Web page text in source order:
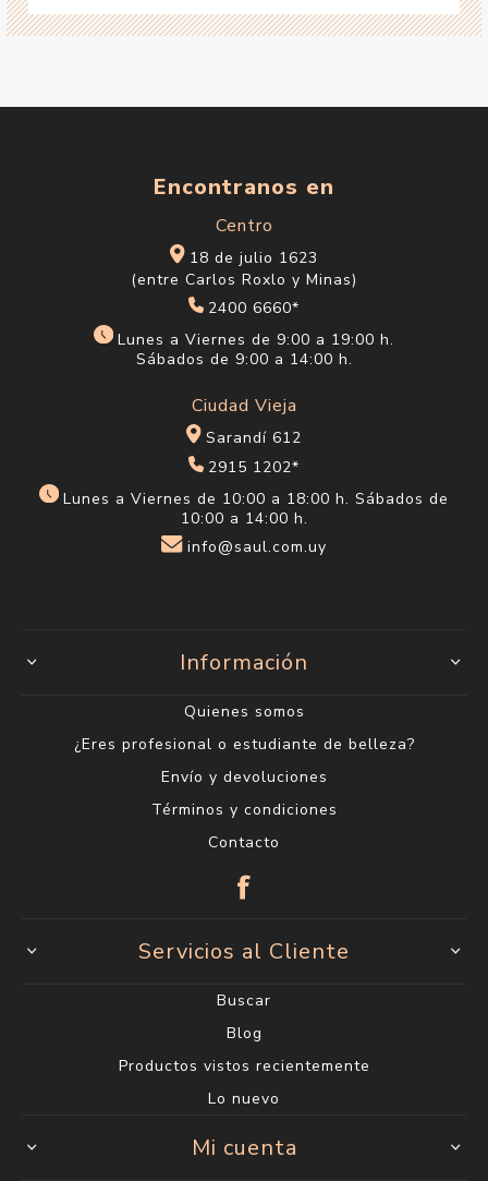
Encontranos en
Centro
18 de julio 1623
(entre Carlos Roxlo y Minas)
2400 6660*
Lunes a Viernes de 9:00 a 19:00 h.
Sábados de 9:00 a 14:00 h.
Ciudad Vieja
Sarandí 612
2915 1202*
Lunes a Viernes de 10:00 a 18:00 h. Sábados de
10:00 a 14:00 h.
info@saul.com.uy
Información
Quienes somos
¿Eres profesional o estudiante de belleza?
Envío y devoluciones
Términos y condiciones
Contacto
Servicios al Cliente
Buscar
Blog
Productos vistos recientemente
Lo nuevo
Mi cuenta